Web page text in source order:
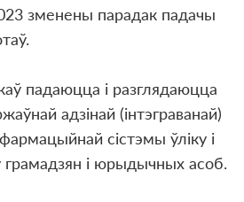
зменены парадак падачы
падаюцца і разглядаюцца
адзінай (інтэграванай)
сістэмы ўліку і
грамадзян і юрыдычных асоб.